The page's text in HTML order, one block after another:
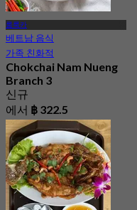
룸룩카
베트남 음식
가족 친화적
Chokchai Nam Nueng
Branch 3
신규
에서 ฿ 322.5